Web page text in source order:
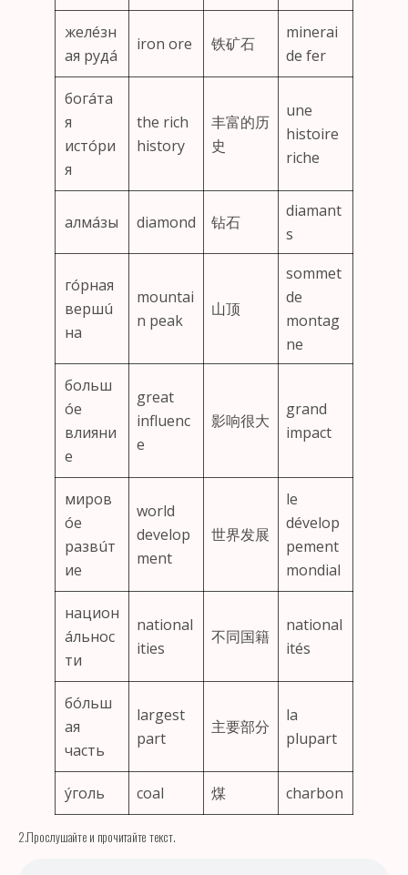
желéзн
ая рудá
iron ore 铁矿石
minerai
de fer
богáта
я
истóри
я
the rich
history
丰富的历
史
une
histoire
riche
алмáзы diamond 钻石
diamant
s
гóрная
вершú
на
mountai
n peak
山顶
sommet
de
montag
ne
больш
óе
влияни
е
great
influenc
e
影响很大
grand
impact
миров
óе
развúт
ие
world
develop
ment
世界发展
le
dévelop
pement
mondial
национ
áльнос
ти
national
ities
不同国籍
national
ités
бóльш
ая
часть
largest
part
主要部分
la
plupart
ýголь coal 煤 charbon
2.Прослушайте и прочитайте текст.